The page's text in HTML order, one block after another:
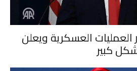
العمليات العسكرية ويعلن
كبير